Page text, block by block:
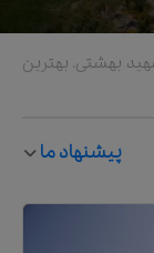
بهشتی. بهترین
فرودگاهی و
پیشنهاد ما